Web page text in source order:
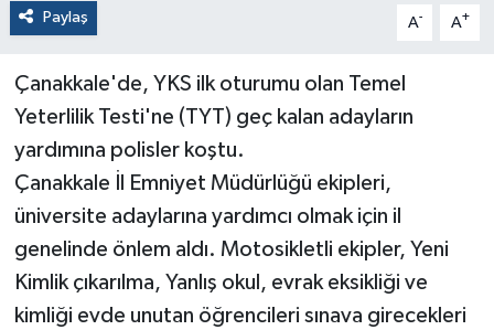
Paylaş A- A+
Çanakkale'de, YKS ilk oturumu olan Temel
Yeterlilik Testi'ne (TYT) geç kalan adayların
yardımına polisler koştu.
Çanakkale İl Emniyet Müdürlüğü ekipleri,
üniversite adaylarına yardımcı olmak için il
genelinde önlem aldı. Motosikletli ekipler, Yeni
Kimlik çıkarılma, Yanlış okul, evrak eksikliği ve
kimliği evde unutan öğrencileri sınava girecekleri